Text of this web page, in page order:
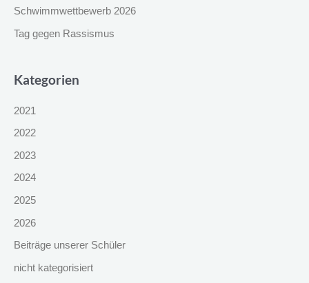
Schwimmwettbewerb 2026
Tag gegen Rassismus
Kategorien
2021
2022
2023
2024
2025
2026
Beiträge unserer Schüler
nicht kategorisiert